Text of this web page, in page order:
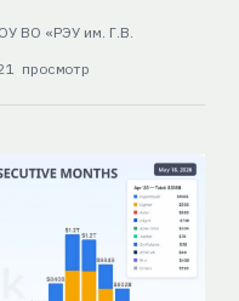
ВО «РЭУ им. Г.В.
просмотр